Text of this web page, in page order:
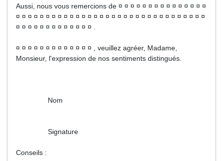
Aussi, nous vous remercions de ¤ ¤ ¤ ¤ ¤ ¤ ¤ ¤ ¤ ¤ ¤ ¤ ¤ ¤ ¤
¤ ¤ ¤ ¤ ¤ ¤ ¤ ¤ ¤ ¤ ¤ ¤ ¤ ¤ ¤ ¤ ¤ ¤ ¤ ¤ ¤ ¤ ¤ ¤ ¤ ¤ ¤ ¤ ¤ ¤ ¤ ¤
¤ ¤ ¤ ¤ ¤ ¤ ¤ ¤ ¤ ¤ ¤ ¤ ¤ .
¤ ¤ ¤ ¤ ¤ ¤ ¤ ¤ ¤ ¤ ¤ ¤ ¤ , veuillez agréer, Madame,
Monsieur, l'expression de nos sentiments distingués.
Nom
Signature
Conseils :